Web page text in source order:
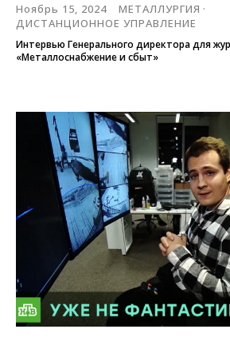
Ноябрь 15, 2024
МЕТАЛЛУРГИЯ
ДИСТАНЦИОННОЕ УПРАВЛЕНИЕ
Интервью Генерального директора для
«Металлоснабжение и сбыт»